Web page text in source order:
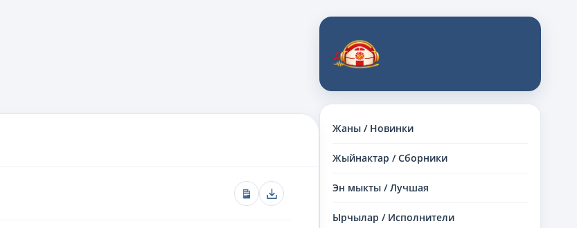
Жаны / Новинки
Жыйнактар / Сборники
Эн мыкты / Лучшая
Ырчылар / Исполнители